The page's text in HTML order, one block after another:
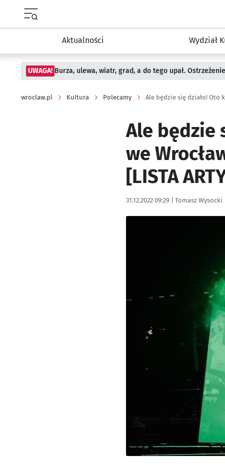
Aktualności Wydział
UWAGA! Burza, ulewa, wiatr, grad, a do tego upał.
wroclaw.pl Kultura Polecamy
Ale będzie
we
[LISTA
Data publikacji:
31.12.2022 09:29 | Autor:
Tomasz Wysocki